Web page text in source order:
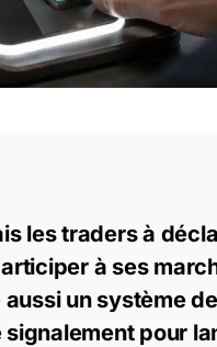
les traders à
à ses
un système
pour